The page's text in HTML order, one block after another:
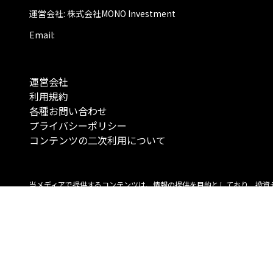
運営会社: 株式会社MONO Investment
Email:
運営会社
利用規約
各種お問い合わせ
プライバシーポリシー
コンテンツの二次利用について
当メディアで提供するコンテンツは、情報の提供を目的としており、投資